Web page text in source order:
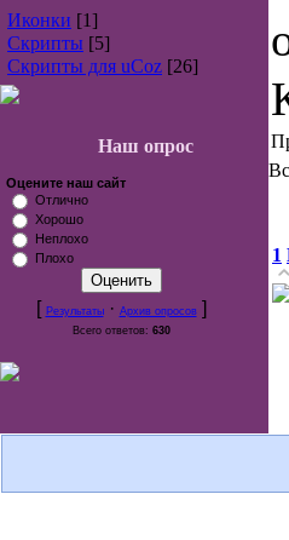
Иконки [1]
Скрипты [5]
Скрипты для uCoz [26]
Наш опрос
Оцените наш сайт
Отлично
Хорошо
Неплохо
Плохо
[ Результаты· Архив опросов]
Всего ответов: 630
1